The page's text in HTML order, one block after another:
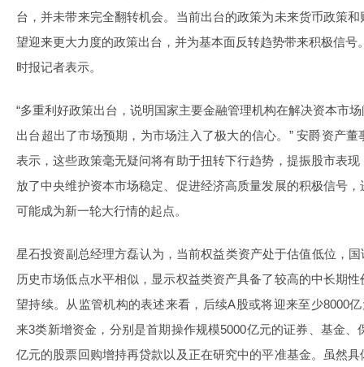
台，并未带来完全翻转机会。当前出台的政策为未来货币政策
望迎来更大力度的政策出台，并为基本面反转趋势带来积极信号
时报记者表示。
“多重利好政策出台，说明国家主要金融管理机构在解决资本市
出台超出了市场预期，为市场注入了极大的信心。” 安爵资产
表示，这些政策毫无疑问将有助于扭转下行趋势，提振股市表
放了中央维护资本市场稳定、促进经济高质量发展的积极信号
可能成为新一轮大行情的起点。
星石投资副总经理方磊认为，当前权益类资产处于估值低位，
历史市场低点水平相似，显示权益类资产具备了较高的中长期
望持续。从监管机构的表述来看，后续A股或将迎来至少8000
来3类新增资金，分别是首期操作规模5000亿元的证券、基金
亿元的股票回购增持再贷款以及正在研究中的平准基金。虽然